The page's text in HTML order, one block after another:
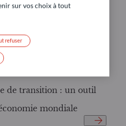
de transition : un outil
mondiale
sur vos choix à tout
refuser